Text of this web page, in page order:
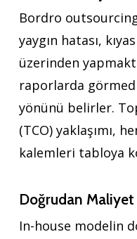
Bordro outsourcing
yaygın hatası,
üzerinden
raporlarda
yönünü belirler.
(TCO) yaklaşımı,
kalemleri tabloya
Doğrudan
In-house modelin